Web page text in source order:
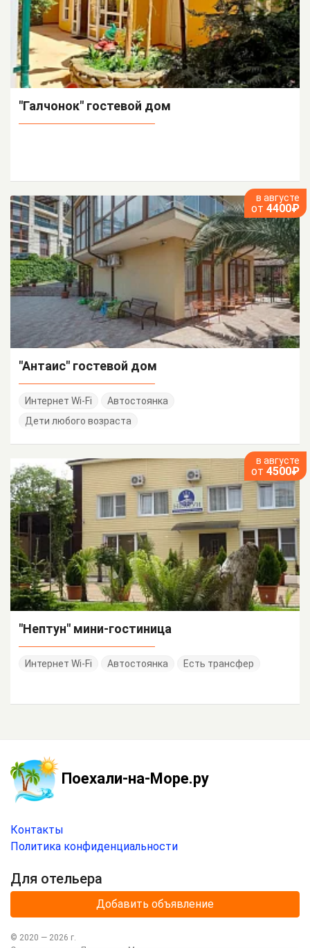
"Галчонок" гостевой дом
в августе
от 4400₽
"Антаис" гостевой дом
Интернет Wi-Fi
Автостоянка
Дети любого возраста
в августе
от 4500₽
"Нептун" мини-гостиница
Интернет Wi-Fi Автостоянка Есть трансфер
Поехали-на-Море.ру
Контакты
Политика конфиденциальности
Для отельера
Добавить объявление
© 2020 — 2026 г.